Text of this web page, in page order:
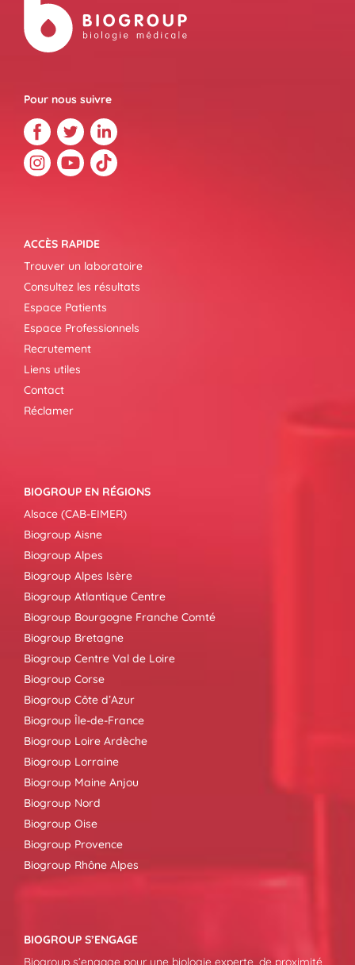
Pour nous suivre
ACCÈS RAPIDE
Trouver un laboratoire
Consultez les résultats
Espace Patients
Espace Professionnels
Recrutement
Liens utiles
Contact
Réclamer
BIOGROUP EN RÉGIONS
Alsace (CAB-EIMER)
Biogroup Aisne
Biogroup Alpes
Biogroup Alpes Isère
Biogroup Atlantique Centre
Biogroup Bourgogne Franche Comté
Biogroup Bretagne
Biogroup Centre Val de Loire
Biogroup Corse
Biogroup Côte d’Azur
Biogroup Île-de-France
Biogroup Loire Ardèche
Biogroup Lorraine
Biogroup Maine Anjou
Biogroup Nord
Biogroup Oise
Biogroup Provence
Biogroup Rhône Alpes
BIOGROUP S’ENGAGE
Biogroup s’engage pour une biologie experte, de proximité,